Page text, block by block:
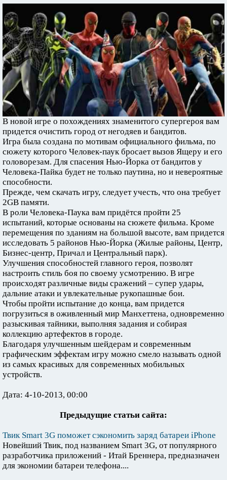
В новой игре о похождениях знаменитого супергероя вам
придется очистить город от негодяев и бандитов.
Игра была создана по мотивам официального фильма, по
сюжету которого Человек-паук бросает вызов Ящеру и его
головорезам. Для спасения Нью-Йорка от бандитов у
Человека-Пайка будет не только паутина, но и невероятные
способности.
Прежде, чем скачать игру, следует учесть, что она требует
2GB памяти.
В роли Человека-Паука вам придётся пройти 25
испытаний, которые основаны на сюжете фильма. Кроме
перемещения по зданиям на большой высоте, вам придется
исследовать 5 районов Нью-Йорка (Жилые районы, Центр,
Бизнес-центр, Причал и Центральный парк).
Улучшения способностей главного героя, позволят
настроить стиль боя по своему усмотрению. В игре
происходят различные виды сражений – супер удары,
дальние атаки и увлекательные рукопашные бои.
Чтобы пройти испытание до конца, вам придется
погрузиться в оживленный мир Манхеттена, одновременно
разыскивая тайники, выполняя задания и собирая
коллекцию артефектов в городе.
Благодаря улучшенным шейдерам и современным
графическим эффектам игру можно смело называть одной
из самых красивых для современных мобильных
устройств.
Дата: 4-10-2013, 00:00
Предыдущие статьи сайта:
Твик Smart 3G поможет сэкономить заряд батареи iPhone
Новейший Твик, под названием Smart 3G, от популярного
разработчика приложений - Итай Бреннера, предназначен
для экономии батареи телефона....